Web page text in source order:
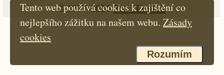
© 1997-2026Petr Hloušek
Tento web používá cookies k zajištění co
nejlepšího zážitku na našem webu. Zásady
cookies
Rozumím